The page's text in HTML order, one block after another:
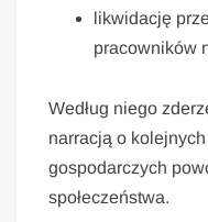
likwidację
pracowników
Według niego
narracją o
gospodarczych
społeczeństwa.